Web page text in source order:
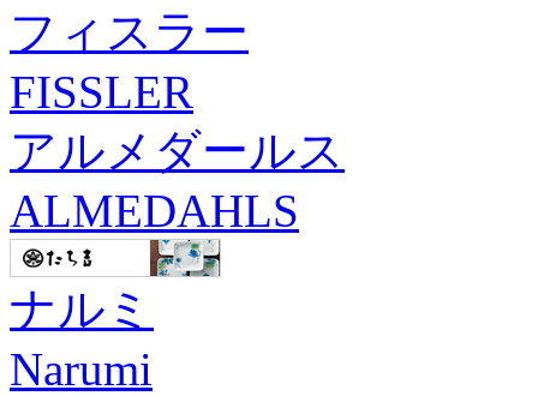
フィスラー
FISSLER
アルメダールス
ALMEDAHLS
ナルミ
Narumi